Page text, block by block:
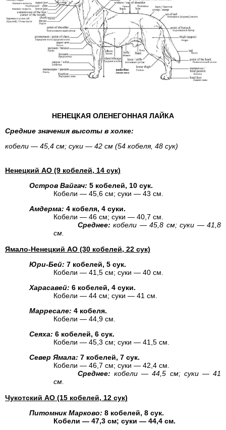
НЕНЕЦКАЯ ОЛЕНЕГОННАЯ ЛАЙКА
Средние значения высоты в холке:
кобели — 45,4 см; суки — 42 см (54 кобеля, 48 сук)
Ненецкий АО (9 кобелей, 14 сук)
Остров Вайгач: 5 кобелей, 10 сук.
Кобели — 45,6 см; суки — 43 см.
Амдерма: 4 кобеля, 4 суки.
Кобели — 46 см; суки — 40,7 см.
Среднее:кобели — 45,8 см; суки — 41,8
см.
Ямало-Ненецкий АО (30 кобелей, 22 сук)
Юри-Бей: 7 кобелей, 5 сук.
Кобели — 41,5 см; суки — 40 см.
Харасавей: 6 кобелей, 4 суки.
Кобели — 44 см; суки — 41 см.
Марресале: 4 кобеля.
Кобели — 44,9 см.
Сеяха: 6 кобелей, 6 сук.
Кобели — 45,3 см; суки — 41,5 см.
Север Ямала: 7 кобелей, 7 сук.
Кобели — 46,7 см; суки — 42,4 см.
Среднее:кобели — 44,5 см; суки — 41
см.
Чукотский АО (15 кобелей, 12 сук)
Питомник Марково: 8 кобелей, 8 сук.
Кобели — 47,3 см; суки — 44,4 см.